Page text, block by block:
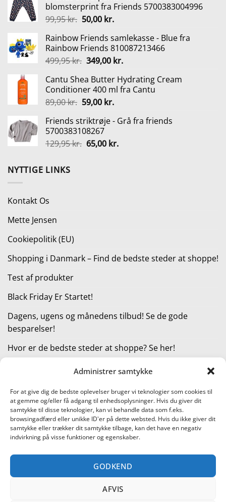
Administrer samtykke
For at give dig de bedste oplevelser bruger vi teknologier som cookies til
at gemme og/eller få adgang til enhedsoplysninger. Hvis du giver dit
samtykke til disse teknologier, kan vi behandle data som f.eks.
browsingadfærd eller unikke ID'er på dette websted. Hvis du ikke giver dit
samtykke eller trækker dit samtykke tilbage, kan det have en negativ
indvirkning på visse funktioner og egenskaber.
GODKEND
AFVIS
var:
185,00 kr..
er:
blomsterprint fra Friends 5700383004996
99,95kr. Den
pris
var:
99,95 kr..
50,00 kr.Den
pris
er:
50,00 kr..
Rainbow Friends samlekasse - Blue fra
Rainbow Friends 810087213466
499,95kr. Den
pris
var:
499,95 kr..
349,00 kr.Den
pris
er:
Cantu Shea Butter Hydrating Cream
Conditioner 400 ml fra Cantu
89,00kr. Den
pris
var:
89,00 kr..
59,00 kr.Den
pris
59,00 kr..
Friends striktrøje - Grå fra friends
5700383108267
129,95kr. Den
65,00 kr.Den
NYTTIGE LINKS
Kontakt Os
Mette Jensen
Cookiepolitik (EU)
Shopping i Danmark – Find de bedste steder at shoppe!
Test af produkter
Black Friday Er Startet!
Dagens, ugens og månedens tilbud! Se de gode
besparelser!
Hvor er de bedste steder at shoppe? Se her!
Kategorier
Læs vores guide til online shopping
PayPal Stripe
On
METTE JENSEN